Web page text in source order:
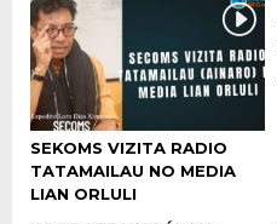
SEKOMS VIZITA RADIO
TATAMAILAU NO MEDIA
LIAN ORLULI